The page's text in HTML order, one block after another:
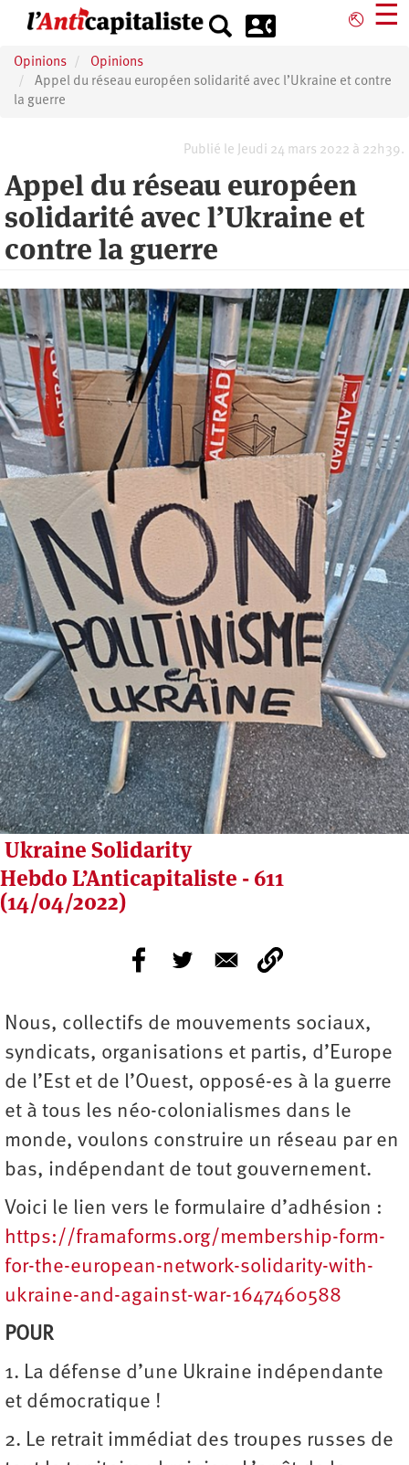
principal
⎋ ☰
Opinions
Opinions
Appel du réseau européen solidarité avec l’Ukraine et contre
la guerre
Publié le Jeudi 24 mars 2022 à 22h39.
Appel du réseau européen
solidarité avec l’Ukraine et
contre la guerre
Ukraine Solidarity
Hebdo L’Anticapitaliste - 611
(14/04/2022)
Nous, collectifs de mouvements sociaux,
syndicats, organisations et partis, d’Europe
de l’Est et de l’Ouest, opposé-es à la guerre
et à tous les néo-colonialismes dans le
monde, voulons construire un réseau par en
bas, indépendant de tout gouvernement.
Voici le lien vers le formulaire d’adhésion :
https://framaforms.org/membership-form-
for-the-european-network-solidarity-with-
ukraine-and-against-war-1647460588
POUR
1. La défense d’une Ukraine indépendante
et démocratique !
2. Le retrait immédiat des troupes russes de